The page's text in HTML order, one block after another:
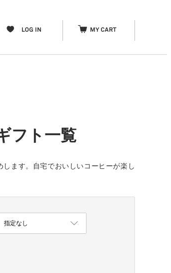
フト一覧
ます。自宅でおいしいコーヒーが楽し